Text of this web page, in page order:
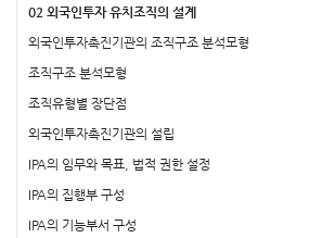
02 외국인투자 유치조직의 설계
외국인투자촉진기관의 조직구조 분석모형
조직구조 분석모형
조직유형별 장단점
외국인투자촉진기관의 설립
IPA의 임무와 목표, 법적 권한 설정
IPA의 집행부 구성
IPA의 기능부서 구성